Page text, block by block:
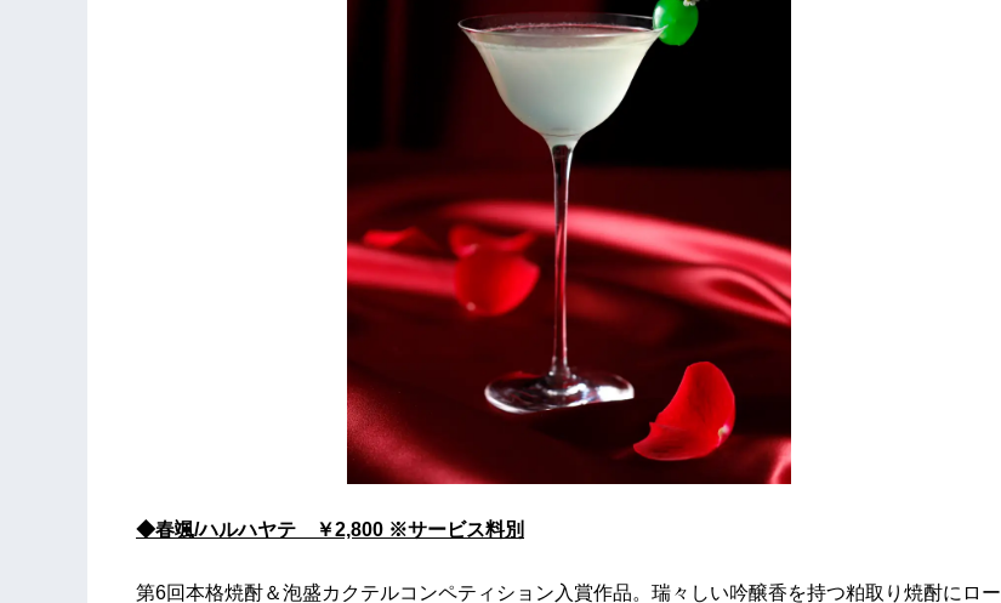
◆春颯/ハルハヤテ ￥2,800 ※サービス料別
第6回本格焼酎＆泡盛カクテルコンペティション入賞作品。瑞々しい吟醸香を持つ粕取り焼酎にロー